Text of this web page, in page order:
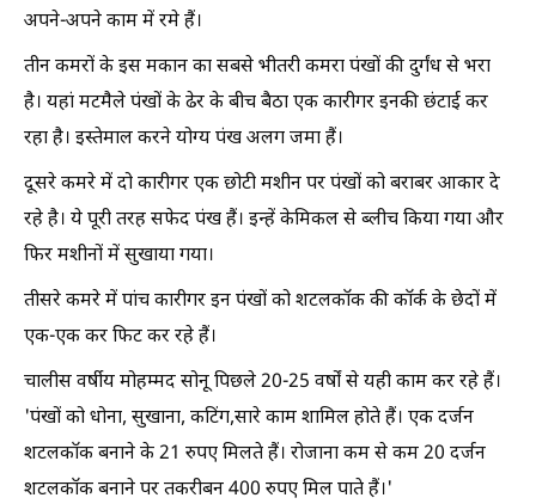
अपने-अपने काम में रमे हैं।
तीन कमरों के इस मकान का सबसे भीतरी कमरा पंखों की दुर्गंध से भरा
है। यहां मटमैले पंखों के ढेर के बीच बैठा एक कारीगर इनकी छंटाई कर
रहा है। इस्तेमाल करने योग्य पंख अलग जमा हैं।
दूसरे कमरे में दो कारीगर एक छोटी मशीन पर पंखों को बराबर आकार दे
रहे है। ये पूरी तरह सफेद पंख हैं। इन्हें केमिकल से ब्लीच किया गया और
फिर मशीनों में सुखाया गया।
तीसरे कमरे में पांच कारीगर इन पंखों को शटलकॉक की कॉर्क के छेदों में
एक-एक कर फिट कर रहे हैं।
चालीस वर्षीय मोहम्मद सोनू पिछले 20-25 वर्षों से यही काम कर रहे हैं।
'पंखों को धोना, सुखाना, कटिंग,सारे काम शामिल होते हैं। एक दर्जन
शटलकॉक बनाने के 21 रुपए मिलते हैं। रोजाना कम से कम 20 दर्जन
शटलकॉक बनाने पर तकरीबन 400 रुपए मिल पाते हैं।'